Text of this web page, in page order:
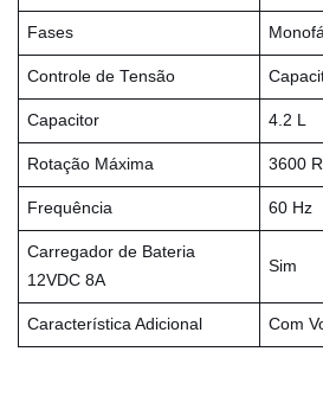
Fases
Controle de Tensão
Capacitor 4.2 L
Rotação Máxima 3600
Frequência 60 Hz
Carregador de Bateria
12VDC 8A
Sim
Característica Adicional Com